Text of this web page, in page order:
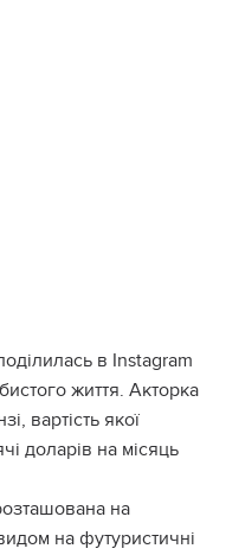
в Instagram
життя. Акторка
вартість якої
доларів на місяць
на
на футуристичні